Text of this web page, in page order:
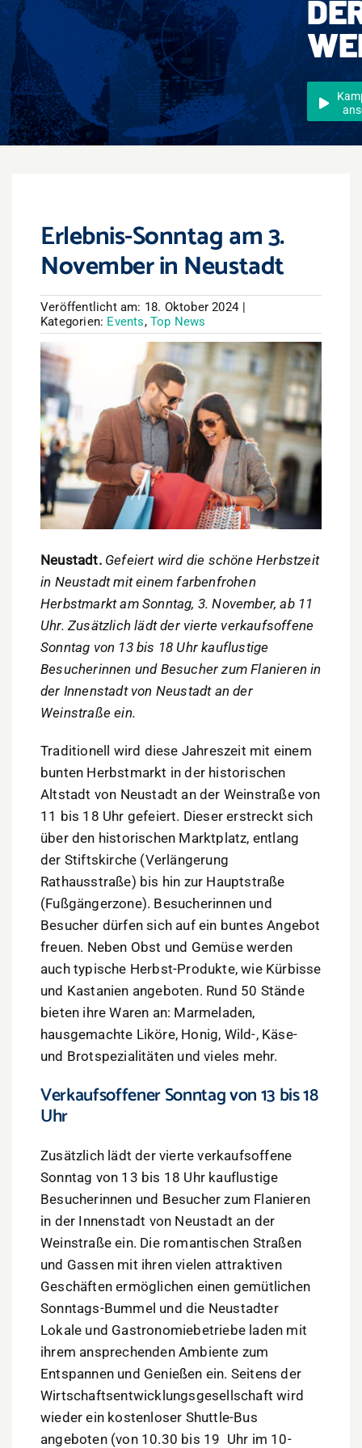
Events
Überregional
Jobs
Newsletter
Erlebnis-Sonntag am 3.
November in Neustadt
Veröffentlicht am: 18. Oktober 2024 |
Kategorien: Events,Top News
Neustadt. Gefeiert wird die schöne Herbstzeit
in Neustadt mit einem farbenfrohen
Herbstmarkt am Sonntag, 3. November, ab 11
Uhr. Zusätzlich lädt der vierte verkaufsoffene
Sonntag von 13 bis 18 Uhr kauflustige
Besucherinnen und Besucher zum Flanieren in
der Innenstadt von Neustadt an der
Weinstraße ein.
Traditionell wird diese Jahreszeit mit einem
bunten Herbstmarkt in der historischen
Altstadt von Neustadt an der Weinstraße von
11 bis 18 Uhr gefeiert. Dieser erstreckt sich
über den historischen Marktplatz, entlang
der Stiftskirche (Verlängerung
Rathausstraße) bis hin zur Hauptstraße
(Fußgängerzone). Besucherinnen und
Besucher dürfen sich auf ein buntes Angebot
freuen. Neben Obst und Gemüse werden
auch typische Herbst-Produkte, wie Kürbisse
und Kastanien angeboten. Rund 50 Stände
bieten ihre Waren an: Marmeladen,
hausgemachte Liköre, Honig, Wild-, Käse-
und Brotspezialitäten und vieles mehr.
Verkaufsoffener Sonntag von 13 bis 18
Uhr
Zusätzlich lädt der vierte verkaufsoffene
Sonntag von 13 bis 18 Uhr kauflustige
Besucherinnen und Besucher zum Flanieren
in der Innenstadt von Neustadt an der
Weinstraße ein. Die romantischen Straßen
und Gassen mit ihren vielen attraktiven
Geschäften ermöglichen einen gemütlichen
Sonntags-Bummel und die Neustadter
Lokale und Gastronomiebetriebe laden mit
ihrem ansprechenden Ambiente zum
Entspannen und Genießen ein. Seitens der
Wirtschaftsentwicklungsgesellschaft wird
wieder ein kostenloser Shuttle-Bus
angeboten (von 10.30 bis 19 Uhr im 10-